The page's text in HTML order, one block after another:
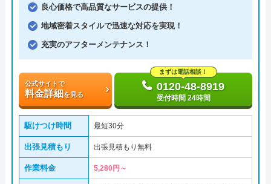
良心価格で高品質なサービスの提供！
地域密着スタイルで迅速な対応を実現！
充実のアフターメンテナンス！
公式サイトで
料金詳細を見る
まずは電話相談！
0120-48-8919
受付時間 24時間
駆けつけ時間 最短30分
出張見積もり 出張見積もり無料
作業料金 5,280円～